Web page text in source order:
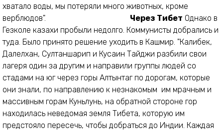
хватало воды, мы потеряли много животных, кроме
верблюдов".
Через Тибет Однако в
Гезколе казахи пробыли недолго. Коммунисты добрались и
туда. Было принято решение уходить в Кашмир. "Калибек,
Далелхан, Султаншарип и Кусаин Тайджи разбили свои
лагеря один за другим и направили группы людей со
стадами на юг через горы Алтынтаг по дорогам, которые
они знали, по направлению к незнакомым им мрачным и
массивным горам Куньлунь, на обратной стороне гор
находилась неведомая земля Тибета, которую им
предстояло пересечь, чтобы добраться до Индии. Каждая